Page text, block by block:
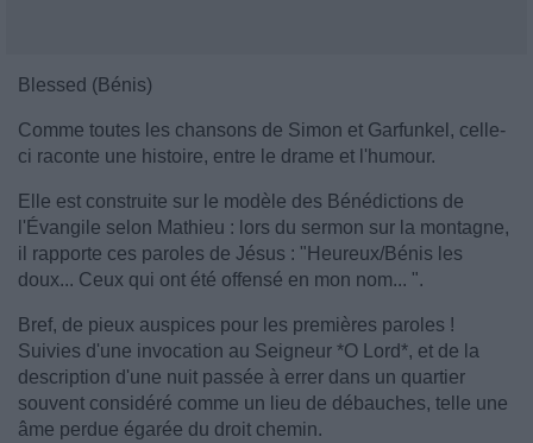
Blessed (Bénis)
Comme toutes les chansons de Simon et Garfunkel, celle-
ci raconte une histoire, entre le drame et l'humour.
Elle est construite sur le modèle des Bénédictions de
l'Évangile selon Mathieu : lors du sermon sur la montagne,
il rapporte ces paroles de Jésus : "Heureux/Bénis les
doux... Ceux qui ont été offensé en mon nom... ".
Bref, de pieux auspices pour les premières paroles !
Suivies d'une invocation au Seigneur *O Lord*, et de la
description d'une nuit passée à errer dans un quartier
souvent considéré comme un lieu de débauches, telle une
âme perdue égarée du droit chemin.